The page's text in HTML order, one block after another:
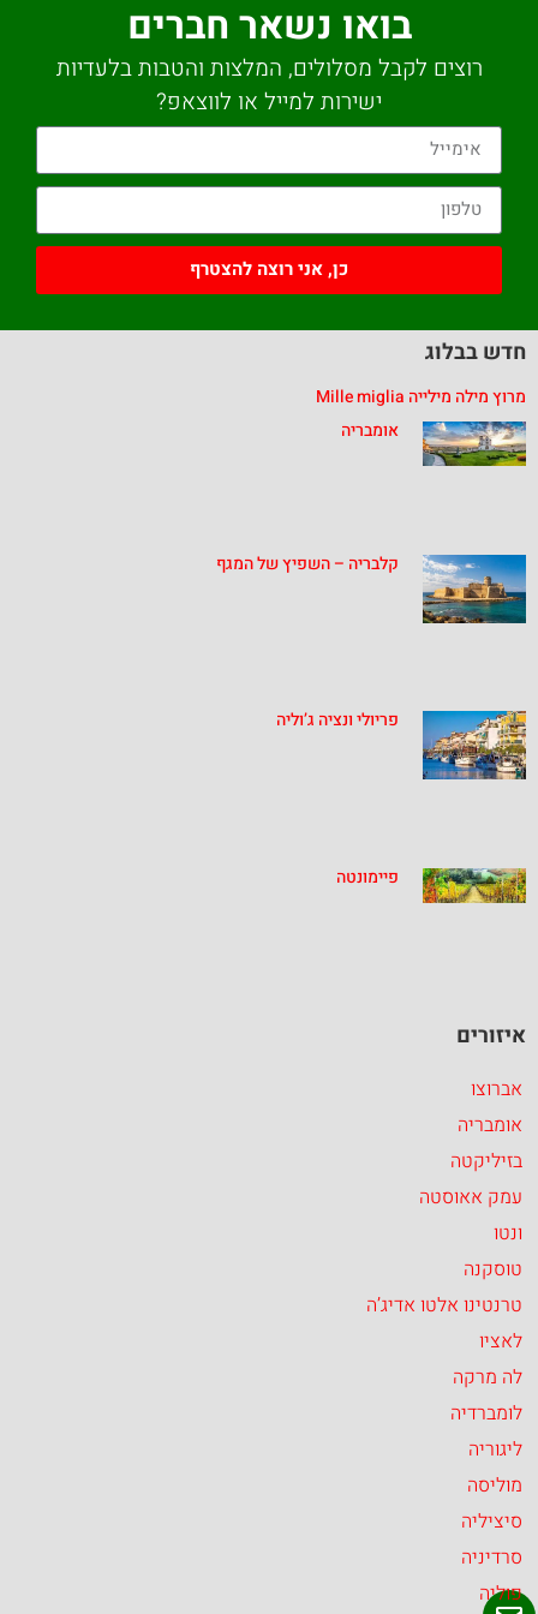
בואו נשאר חברים
רוצים לקבל מסלולים, המלצות והטבות בלעדיות
ישירות למייל או לווצאפ?
כן, אני רוצה להצטרף
חדש בבלוג
מרוץ מילה מילייה Mille miglia
אומבריה
קלבריה – השפיץ של המגף
פריולי ונציה ג’וליה
פיימונטה
איזורים
אברוצו
אומבריה
בזיליקטה
עמק אאוסטה
ונטו
טוסקנה
טרנטינו אלטו אדיג’ה
לאציו
לה מרקה
לומברדיה
ליגוריה
מוליסה
סיציליה
סרדיניה
פוליה